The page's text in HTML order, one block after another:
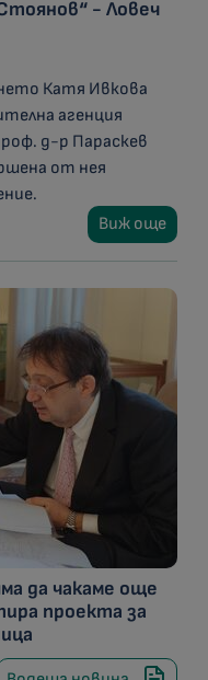
- Ловеч
Катя Ивкова
агенция
д-р Параскев
от нея
Виж още
да чакаме още
проекта за